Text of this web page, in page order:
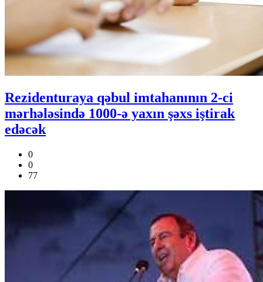
Rezidenturaya qəbul imtahanının 2-ci
mərhələsində 1000-ə yaxın şəxs iştirak
edəcək
0
0
77